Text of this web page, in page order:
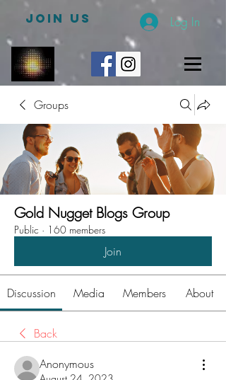
JOIN US Log In
Groups
Gold Nugget Blogs Group
Public · 160 members
Join
Discussion Media Members About
Back
Anonymous